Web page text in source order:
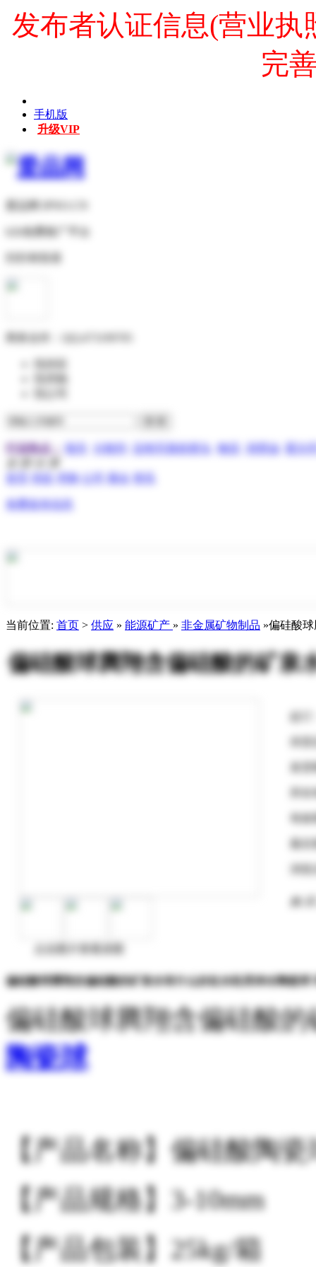
发布者认证信息(营业
完
手机版
升级VIP
行业热点： 报关 分散剂 压电写真机喷头 物流 润滑油
求购 展会
免费发布信息
当前位置: 首页 > 供应 » 能源矿产 » 非金属矿物制品 »偏硅酸
偏硅酸球腾翔含偏硅酸的矿泉
偏硅酸球腾翔含偏硅酸的矿泉水有什么好处水机用净水陶瓷球
偏硅酸球腾翔含偏硅酸
陶瓷球
【产品名称】偏硅酸陶瓷
【产品规格】3-10mm
【产品包装】25kg/箱